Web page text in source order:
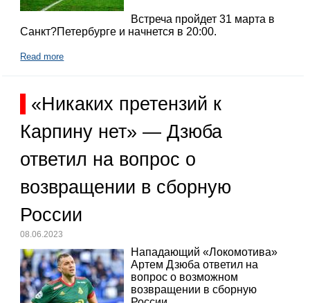
Встреча пройдет 31 марта в
Санкт?Петербурге и начнется в 20:00.
Read more
«Никаких претензий к
Карпину нет» — Дзюба
ответил на вопрос о
возвращении в сборную
России
08.06.2023
Нападающий «Локомотива»
Артем Дзюба ответил на
вопрос о возможном
возвращении в сборную